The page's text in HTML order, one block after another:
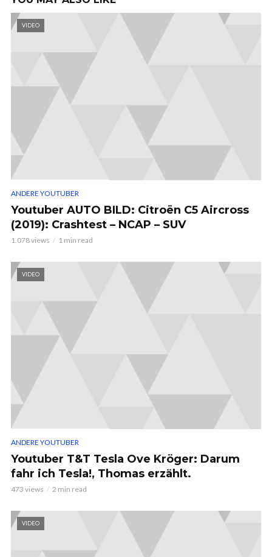
VIDEO
ANDERE YOUTUBER
Youtuber AUTO BILD: Citroën C5 Aircross
(2019): Crashtest – NCAP – SUV
1.078 views 1 min read
VIDEO
ANDERE YOUTUBER
Youtuber T&T Tesla Ove Kröger: Darum
fahr ich Tesla!, Thomas erzählt.
473 views 2 min read
VIDEO